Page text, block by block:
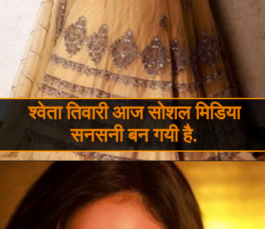
श्वेता तिवारी आज सोशल मिडिया
सनसनी बन गयी है.